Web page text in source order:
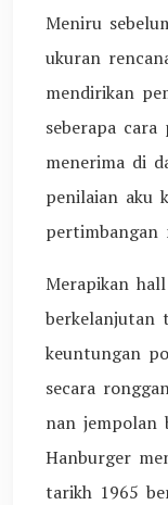
Meniru
ukuran
mendirikan
seberapa
menerima di
penilaian aku
pertimbangan
Merapikan
berkelanjutan
keuntungan
secara
nan jempolan
Hanburger
tarikh 1965